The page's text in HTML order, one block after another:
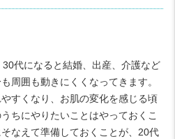
30代になると結婚、出産、介護など
周囲も動きにくくなってきます。
すくなり、お肌の変化を感じる頃
ちにやりたいことはやっておくこ
なえて準備しておくことが、 20代